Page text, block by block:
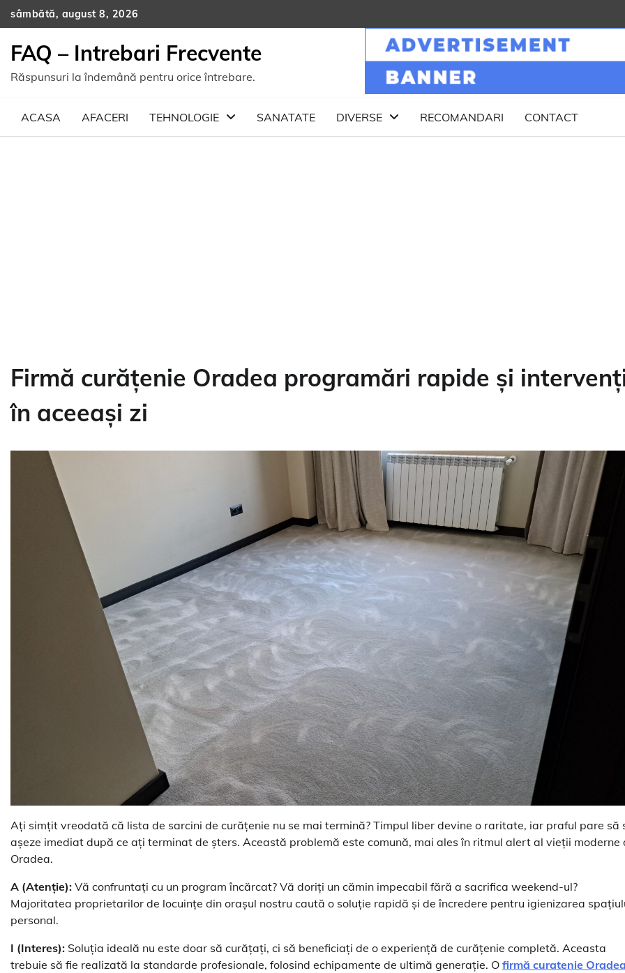
Skip
to
sâmbătă, august 8, 2026
FAQ – Intrebari Frecvente
Răspunsuri la îndemână pentru orice întrebare.
ACASA AFACERI TEHNOLOGIE SANATATE DIVERSE RECOMANDARI CONTACT
Firmă curățenie Oradea programări rapide și
în aceeași zi
Ați simțit vreodată că lista de sarcini de curățenie nu se mai termină? Timpul liber devine o raritate, iar praful pare să
așeze imediat după ce ați terminat de șters. Această problemă este comună, mai ales în ritmul alert al vieții moderne
Oradea.
A (Atenție): Vă confruntați cu un program încărcat? Vă doriți un cămin impecabil fără a sacrifica weekend-ul?
Majoritatea proprietarilor de locuințe din orașul nostru caută o soluție rapidă și de încredere pentru igienizarea
personal.
I (Interes): Soluția ideală nu este doar să curățați, ci să beneficiați de o experiență de curățenie completă. Aceasta
trebuie să fie realizată la standarde profesionale, folosind echipamente de ultimă generație. O firmă curatenie Oradea